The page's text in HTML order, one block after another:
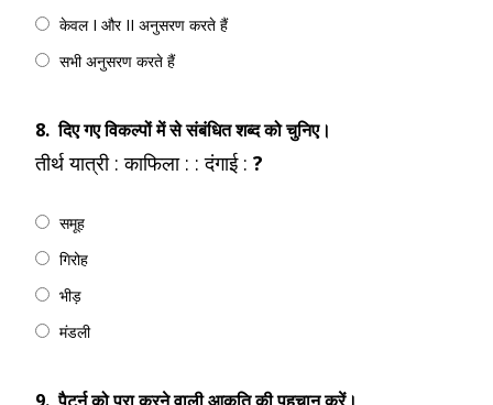
केवल I और II अनुसरण करते हैं
सभी अनुसरण करते हैं
8. दिए गए विकल्पों में से संबंधित शब्द को चुनिए।
तीर्थ यात्री : काफिला : : दंगाई : ?
समूह
गिरोह
भीड़
मंडली